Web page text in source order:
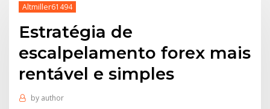
Altmiller61494
Estratégia de
escalpelamento forex mais
rentável e simples
by author